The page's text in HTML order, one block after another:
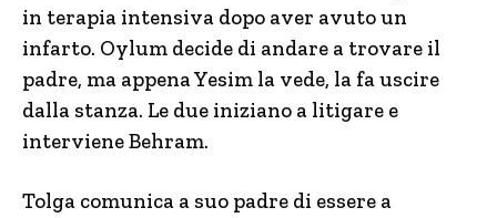
in terapia intensiva dopo aver avuto un
infarto. Oylum decide di andare a trovare il
padre, ma appena Yesim la vede, la fa uscire
dalla stanza. Le due iniziano a litigare e
interviene Behram.
Tolga comunica a suo padre di essere a